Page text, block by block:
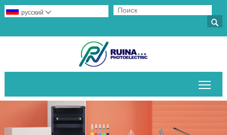

русский 